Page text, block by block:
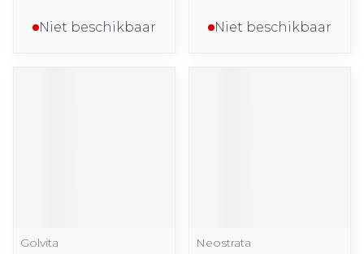
Niet beschikbaar Niet beschikbaar
Golvita
Neostrata